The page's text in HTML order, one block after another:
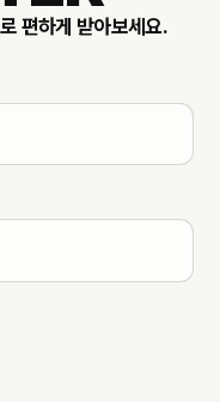
편하게 받아보세요.